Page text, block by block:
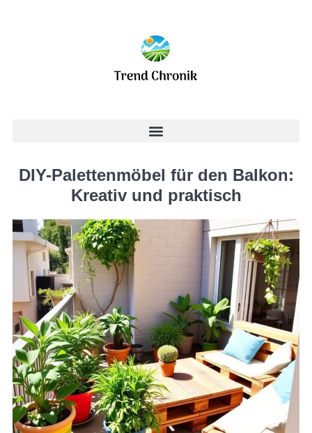
DIY-Palettenmöbel für den Balkon:
Kreativ und praktisch